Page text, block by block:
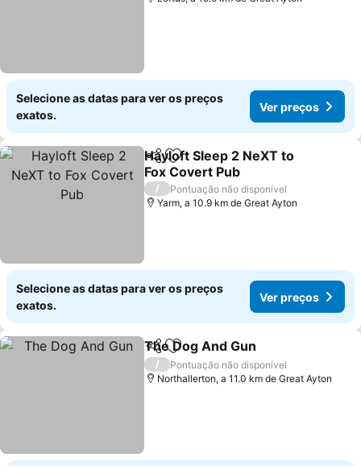
Selecione as datas para ver os preços
exatos.
Ver preços
PartilharAdicionar aos favoritos
Hayloft Sleep 2 NeXT to
Fox Covert Pub
/
Pontuação não disponível
Yarm, a 10.9 km de Great Ayton
Selecione as datas para ver os preços
exatos.
Ver preços
PartilharAdicionar aos favoritos
The Dog And Gun
/
Pontuação não disponível
Northallerton, a 11.0 km de Great Ayton